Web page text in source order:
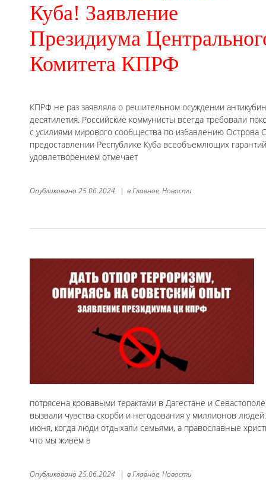
Куба! Заявление
Президиума
Комитета КПРФ
КПРФ не раз заявляла о решительном осуждении
десятилетия. Российские коммунисты всегда требовали
с усилиями мирового сообщества по избавлению
предоставлении Республике Куба всеобъемлющих
удовлетворением отмечает
Опубликовано 25.06.2024 | вГлавное, Новости
потрясена кровавыми терактами в Дагестане и
вызвали чувства скорби и негодования у миллионов
июня, когда люди отдыхали семьями, а православные
что мы живём в
Опубликовано 25.06.2024 | вГлавное, Новости